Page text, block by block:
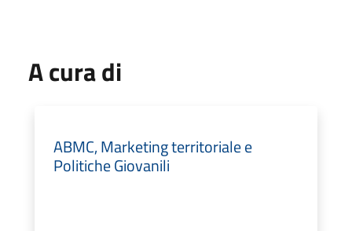
A cura di
ABMC, Marketing territoriale e
Politiche Giovanili